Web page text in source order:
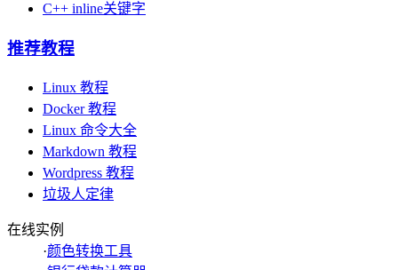
C++ inline关键字
推荐教程
Linux 教程
Docker 教程
Linux 命令大全
Markdown 教程
Wordpress 教程
垃圾人定律
在线实例
·颜色转换工具